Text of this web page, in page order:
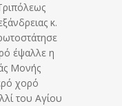
κ.
έψαλλε η
Μονής
χορό
του Αγίου